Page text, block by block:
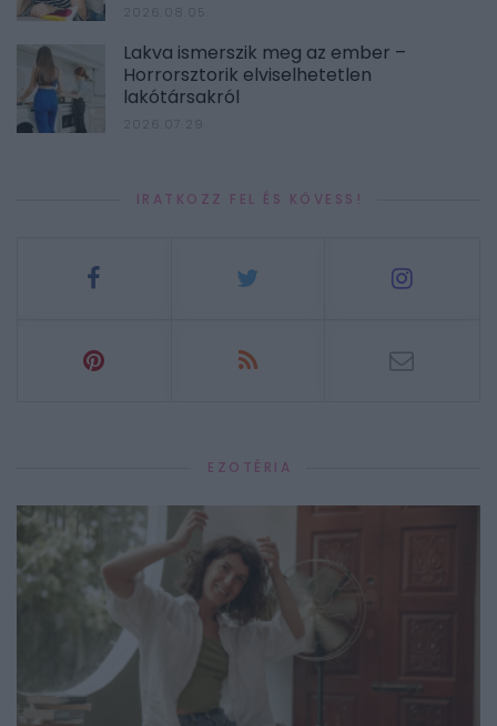
Lakva ismerszik meg az ember –
Horrorsztorik elviselhetetlen
lakótársakról
2026.07.29.
IRATKOZZ FEL ÉS KÖVESS!
EZOTÉRIA